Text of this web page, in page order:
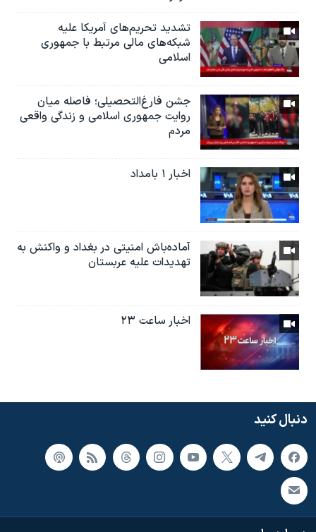
تشدید تحریم‌های آمریکا علیه
شبکه‌های مالی مرتبط با جمهوری
اسلامی
جشن فارغ‌التحصیلی؛ فاصله میان
روایت جمهوری اسلامی و زندگی واقعی
مردم
اخبار ۱ بامداد
آماده‌باش امنیتی در بغداد و واکنش به
تهدیدات علیه عربستان
اخبار ساعت ۲۳
دنبال کنید